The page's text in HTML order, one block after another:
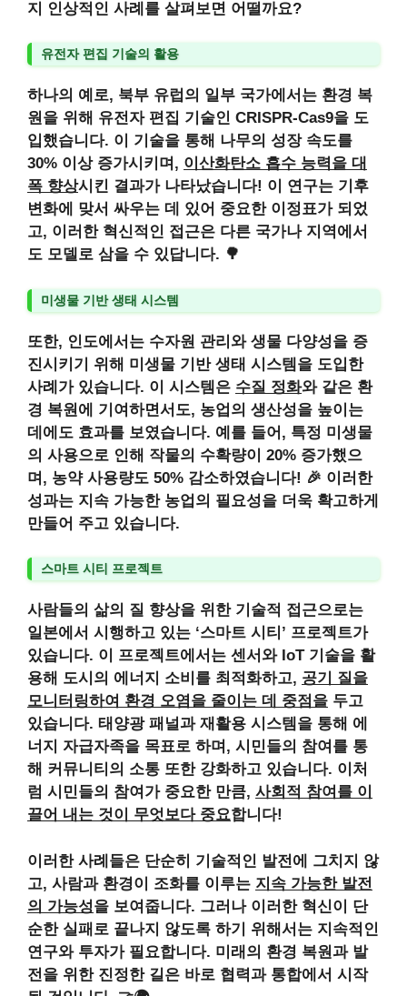
지 인상적인 사례를 살펴보면 어떨까요?
유전자 편집 기술의 활용
하나의 예로, 북부 유럽의 일부 국가에서는 환경 복
원을 위해 유전자 편집 기술인 CRISPR-Cas9을 도
입했습니다. 이 기술을 통해 나무의 성장 속도를
30% 이상 증가시키며, 이산화탄소 흡수 능력을 대
폭 향상시킨 결과가 나타났습니다! 이 연구는 기후
변화에 맞서 싸우는 데 있어 중요한 이정표가 되었
고, 이러한 혁신적인 접근은 다른 국가나 지역에서
도 모델로 삼을 수 있답니다. 🌳
미생물 기반 생태 시스템
또한, 인도에서는 수자원 관리와 생물 다양성을 증
진시키기 위해 미생물 기반 생태 시스템 을 도입한
사례가 있습니다. 이 시스템은 수질 정화와 같은 환
경 복원에 기여하면서도, 농업의 생산성을 높이는
데에도 효과를 보였습니다. 예를 들어, 특정 미생물
의 사용으로 인해 작물의 수확량이 20% 증가했으
며, 농약 사용량도 50% 감소하였습니다! 🎉 이러한
성과는 지속 가능한 농업의 필요성을 더욱 확고하게
만들어 주고 있습니다.
스마트 시티 프로젝트
사람들의 삶의 질 향상을 위한 기술적 접근으로는
일본에서 시행하고 있는 ‘스마트 시티’ 프로젝트가
있습니다. 이 프로젝트에서는 센서와 IoT 기술을 활
용해 도시의 에너지 소비를 최적화하고, 공기 질을
모니터링하여 환경 오염을 줄이는 데 중점을 두고
있습니다. 태양광 패널과 재활용 시스템을 통해 에
너지 자급자족을 목표로 하며, 시민들의 참여를 통
해 커뮤니티의 소통 또한 강화하고 있습니다. 이처
럼 시민들의 참여가 중요한 만큼, 사회적 참여를 이
끌어 내는 것이 무엇보다 중요합니다!
이러한 사례들은 단순히 기술적인 발전에 그치지 않
고, 사람과 환경이 조화를 이루는 지속 가능한 발전
의 가능성을 보여줍니다. 그러나 이러한 혁신이 단
순한 실패로 끝나지 않도록 하기 위해서는 지속적인
연구와 투자가 필요합니다. 미래의 환경 복원과 발
전을 위한 진정한 길은 바로 협력과 통합에서 시작